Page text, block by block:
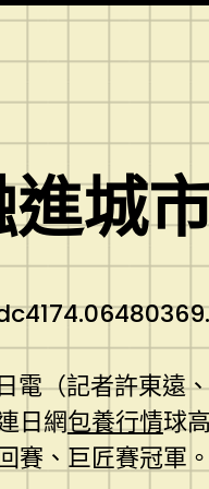
城
電（記者許東遠
日網包養行情球
賽、巨匠賽冠軍